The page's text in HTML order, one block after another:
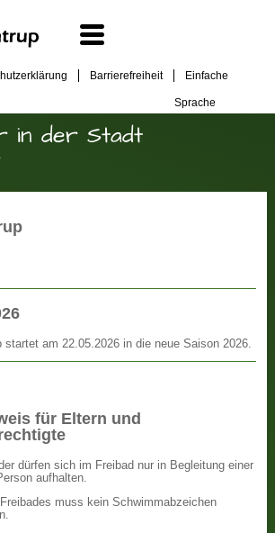
Barrierefreiheit Einfache
Sprache
in der Stadt
startet am 22.05.2026 in die neue Saison 2026.
für Eltern und
dürfen sich im Freibad nur in Begleitung einer
aufhalten.
muss kein Schwimmabzeichen